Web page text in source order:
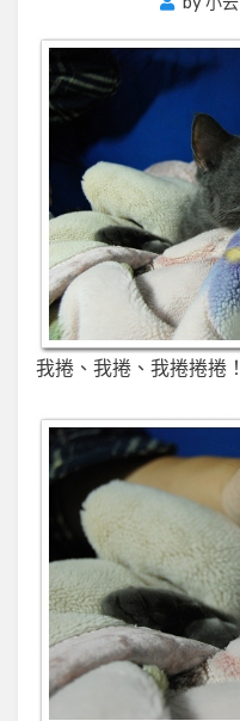
我捲、我捲、我捲捲捲！